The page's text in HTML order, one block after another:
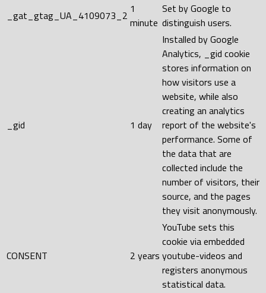
_gat_gtag_UA_4109073_2 1
minute
Set by Google to
distinguish users.
_gid 1 day
Installed by Google
Analytics, _gid cookie
stores information on
how visitors use a
website, while also
creating an analytics
report of the website's
performance. Some of
the data that are
collected include the
number of visitors, their
source, and the pages
they visit anonymously.
CONSENT 2 years
YouTube sets this
cookie via embedded
youtube-videos and
registers anonymous
statistical data.